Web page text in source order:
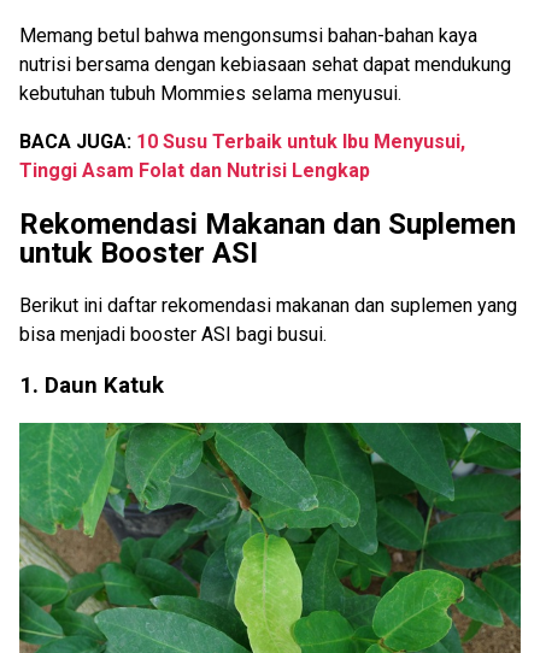
Memang betul bahwa mengonsumsi bahan-bahan kaya
nutrisi bersama dengan kebiasaan sehat dapat mendukung
kebutuhan tubuh Mommies selama menyusui.
BACA JUGA: 10 Susu Terbaik untuk Ibu Menyusui,
Tinggi Asam Folat dan Nutrisi Lengkap
Rekomendasi Makanan dan Suplemen
untuk Booster ASI
Berikut ini daftar rekomendasi makanan dan suplemen yang
bisa menjadi booster ASI bagi busui.
1. Daun Katuk